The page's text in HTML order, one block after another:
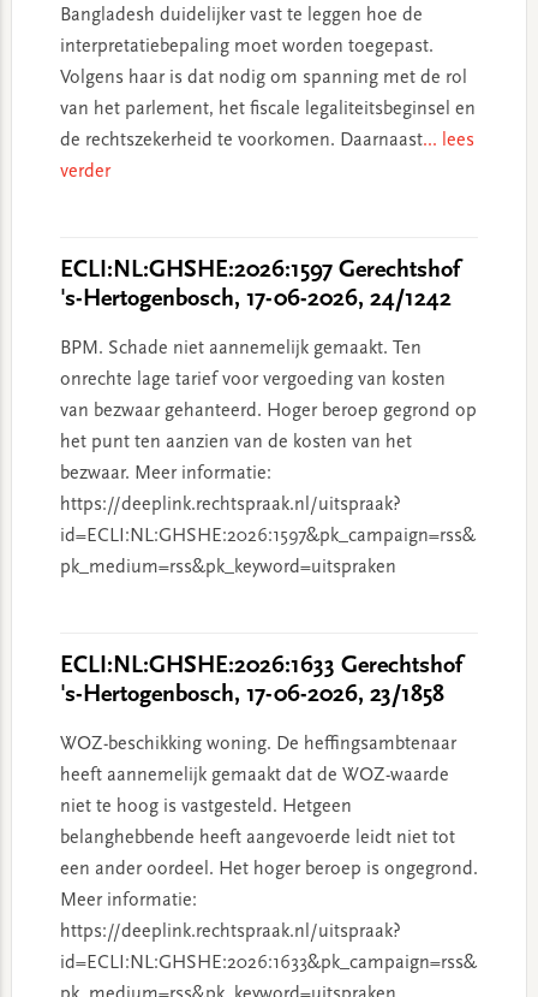
Bangladesh duidelijker vast te leggen hoe de
interpretatiebepaling moet worden toegepast.
Volgens haar is dat nodig om spanning met de rol
van het parlement, het fiscale legaliteitsbeginsel en
de rechtszekerheid te voorkomen. Daarnaast... lees
verder
ECLI:NL:GHSHE:2026:1597 Gerechtshof
's-Hertogenbosch, 17-06-2026, 24/1242
BPM. Schade niet aannemelijk gemaakt. Ten
onrechte lage tarief voor vergoeding van kosten
van bezwaar gehanteerd. Hoger beroep gegrond op
het punt ten aanzien van de kosten van het
bezwaar. Meer informatie:
https://deeplink.rechtspraak.nl/uitspraak?
id=ECLI:NL:GHSHE:2026:1597&pk_campaign=rss&
pk_medium=rss&pk_keyword=uitspraken
ECLI:NL:GHSHE:2026:1633 Gerechtshof
's-Hertogenbosch, 17-06-2026, 23/1858
WOZ-beschikking woning. De heffingsambtenaar
heeft aannemelijk gemaakt dat de WOZ-waarde
niet te hoog is vastgesteld. Hetgeen
belanghebbende heeft aangevoerde leidt niet tot
een ander oordeel. Het hoger beroep is ongegrond.
Meer informatie:
https://deeplink.rechtspraak.nl/uitspraak?
id=ECLI:NL:GHSHE:2026:1633&pk_campaign=rss&